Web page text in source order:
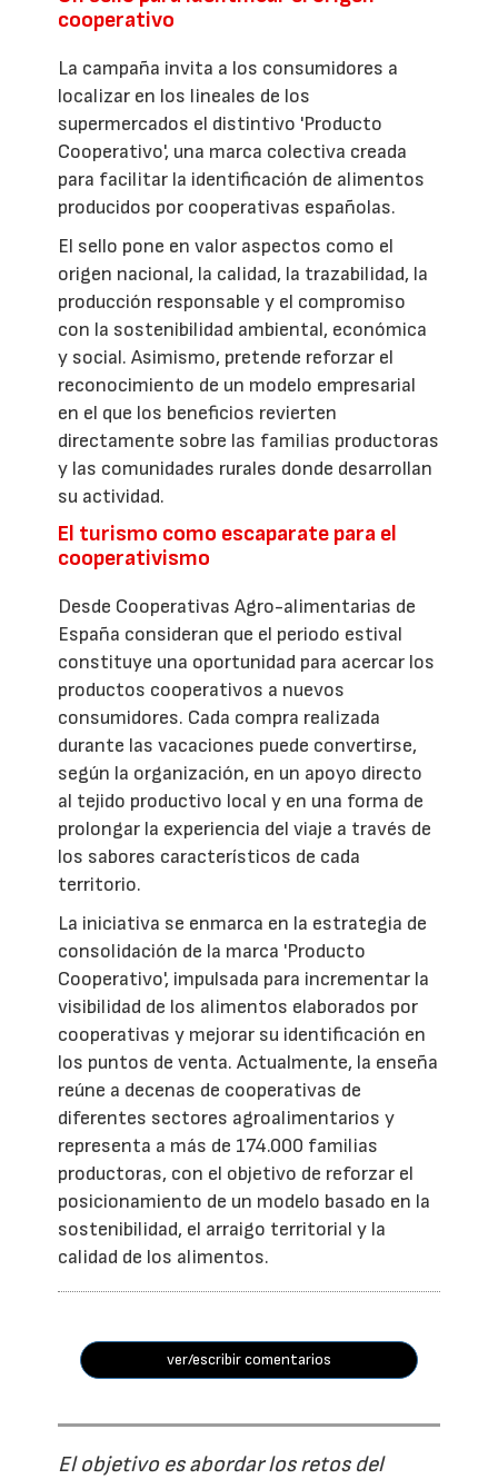
cooperativo
La campaña invita a los consumidores a
localizar en los lineales de los
supermercados el distintivo 'Producto
Cooperativo', una marca colectiva creada
para facilitar la identificación de alimentos
producidos por cooperativas españolas.
El sello pone en valor aspectos como el
origen nacional, la calidad, la trazabilidad, la
producción responsable y el compromiso
con la sostenibilidad ambiental, económica
y social. Asimismo, pretende reforzar el
reconocimiento de un modelo empresarial
en el que los beneficios revierten
directamente sobre las familias productoras
y las comunidades rurales donde desarrollan
su actividad.
El turismo como escaparate para el
cooperativismo
Desde Cooperativas Agro-alimentarias de
España consideran que el periodo estival
constituye una oportunidad para acercar los
productos cooperativos a nuevos
consumidores. Cada compra realizada
durante las vacaciones puede convertirse,
según la organización, en un apoyo directo
al tejido productivo local y en una forma de
prolongar la experiencia del viaje a través de
los sabores característicos de cada
territorio.
La iniciativa se enmarca en la estrategia de
consolidación de la marca 'Producto
Cooperativo', impulsada para incrementar la
visibilidad de los alimentos elaborados por
cooperativas y mejorar su identificación en
los puntos de venta. Actualmente, la enseña
reúne a decenas de cooperativas de
diferentes sectores agroalimentarios y
representa a más de 174.000 familias
productoras, con el objetivo de reforzar el
posicionamiento de un modelo basado en la
sostenibilidad, el arraigo territorial y la
calidad de los alimentos.
ver/escribir comentarios
El objetivo es abordar los retos del